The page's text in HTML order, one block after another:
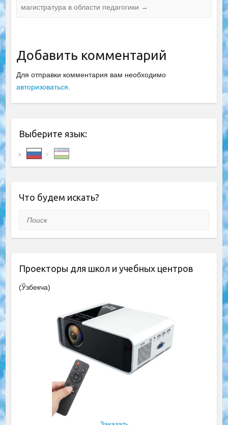
магистратура в области педагогики →
Добавить комментарий
Для отправки комментария вам необходимо
авторизоваться.
Выберите язык:
Что будем искать?
Поиск
Проекторы для школ и учебных центров
(Ўзбекча)